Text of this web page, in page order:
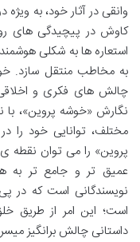
وانقی در آثار خود، به ویژه
کاوش در پیچیدگی های
استعاره ها به شکلی
به مخاطب منتقل سازد.
چالش های فکری و
نگارش «خوشه پروین»، با
مختلف، توانایی خود را
پروین» را می توان نقطه
عمیق تر و جامع تر به
نویسندگانی است که در
است؛ این امر از طریق
داستانی چالش برانگیز